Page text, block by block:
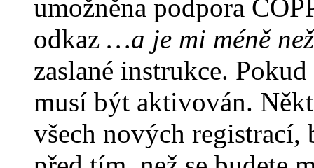
umožněna podpora
odkaz …a je mi méně
zaslané instrukce.
musí být aktivován.
všech nových